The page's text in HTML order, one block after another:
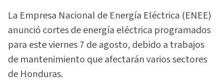
La Empresa Nacional de Energía Eléctrica (ENEE)
anunció cortes de energía eléctrica programados
para este viernes 7 de agosto, debido a trabajos
de mantenimiento que afectarán varios sectores
de Honduras.